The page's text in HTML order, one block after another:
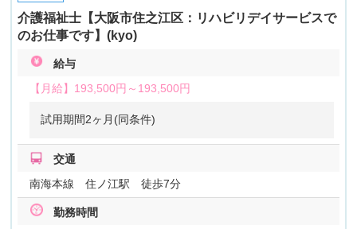
介護福祉士【大阪市住之江区：リハビリデイサービスで
のお仕事です】(kyo)
給与
【月給】 193,500円～ 193,500円
試用期間2ヶ月(同条件)
交通
南海本線 住ノ江駅 徒歩7分
勤務時間